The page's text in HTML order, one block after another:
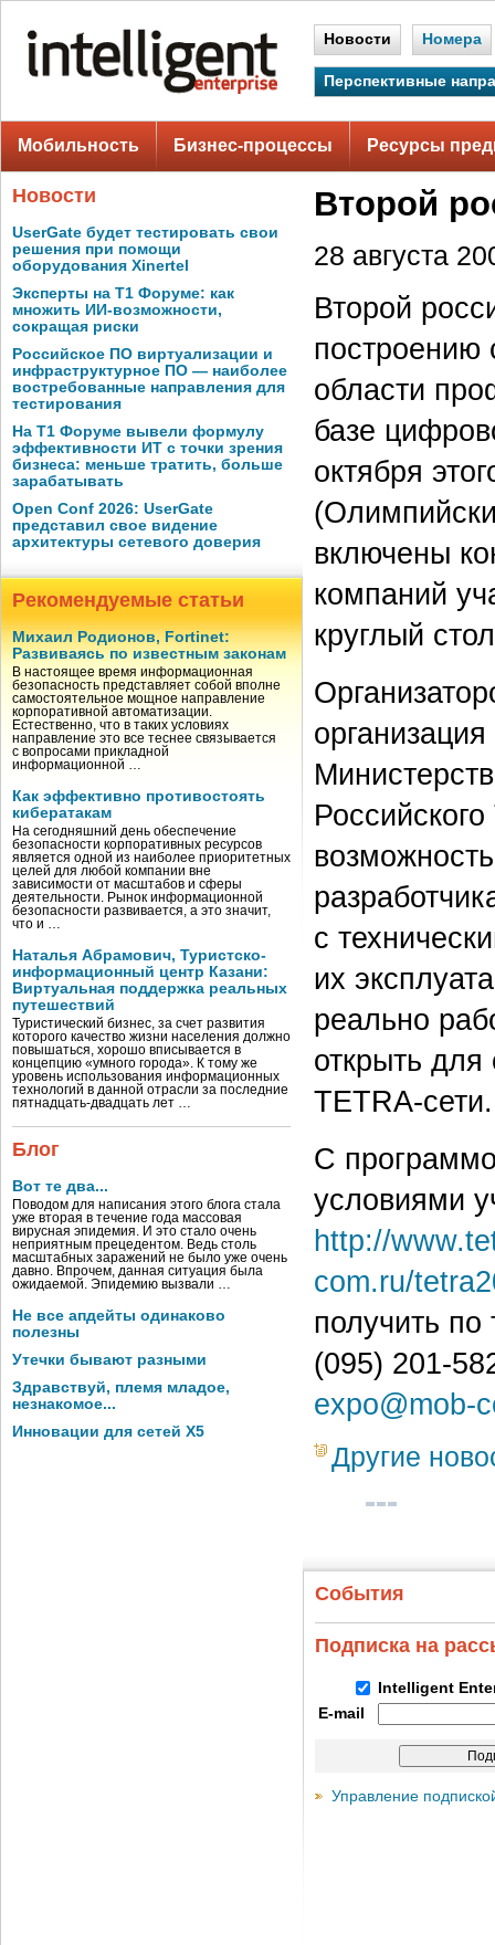
Новости Номера
Перспективные
Мобильность Бизнес-процессы Ресурсы
Новости
UserGate будет тестировать свои
решения при помощи
оборудования Xinertel
Эксперты на Т1 Форуме: как
множить ИИ-возможности,
сокращая риски
Российское ПО виртуализации и
инфраструктурное ПО — наиболее
востребованные направления для
тестирования
На Т1 Форуме вывели формулу
эффективности ИТ с точки зрения
бизнеса: меньше тратить, больше
зарабатывать
Open Conf 2026: UserGate
представил свое видение
архитектуры сетевого доверия
Рекомендуемые статьи
Михаил Родионов, Fortinet:
Развиваясь по известным законам
В настоящее время информационная
безопасность представляет собой вполне
самостоятельное мощное направление
корпоративной автоматизации.
Естественно, что в таких условиях
направление это все теснее связывается
с вопросами прикладной
информационной …
Как эффективно противостоять
кибератакам
На сегодняшний день обеспечение
безопасности корпоративных ресурсов
является одной из наиболее приоритетных
целей для любой компании вне
зависимости от масштабов и сферы
деятельности. Рынок информационной
безопасности развивается, а это значит,
что и …
Наталья Абрамович, Туристско-
информационный центр Казани:
Виртуальная поддержка реальных
путешествий
Туристический бизнес, за счет развития
которого качество жизни населения должно
повышаться, хорошо вписывается в
концепцию «умного города». К тому же
уровень использования информационных
технологий в данной отрасли за последние
пятнадцать-двадцать лет …
Блог
Вот те два...
Поводом для написания этого блога стала
уже вторая в течение года массовая
вирусная эпидемия. И это стало очень
неприятным прецедентом. Ведь столь
масштабных заражений не было уже очень
давно. Впрочем, данная ситуация была
ожидаемой. Эпидемию вызвали …
Не все апдейты одинаково
полезны
Утечки бывают разными
Здравствуй, племя младое,
незнакомое...
Инновации для сетей X5
Второй
28 августа
Второй
построению
области
базе
октября
включены
компаний
круглый
с
их
реально
открыть
TETRA-сети.
С
условиями
http://
com.ru/
получить
(095) 201-
expo@mob-
Другие
События
Подписка на
Intelligent
E-mail
Управление